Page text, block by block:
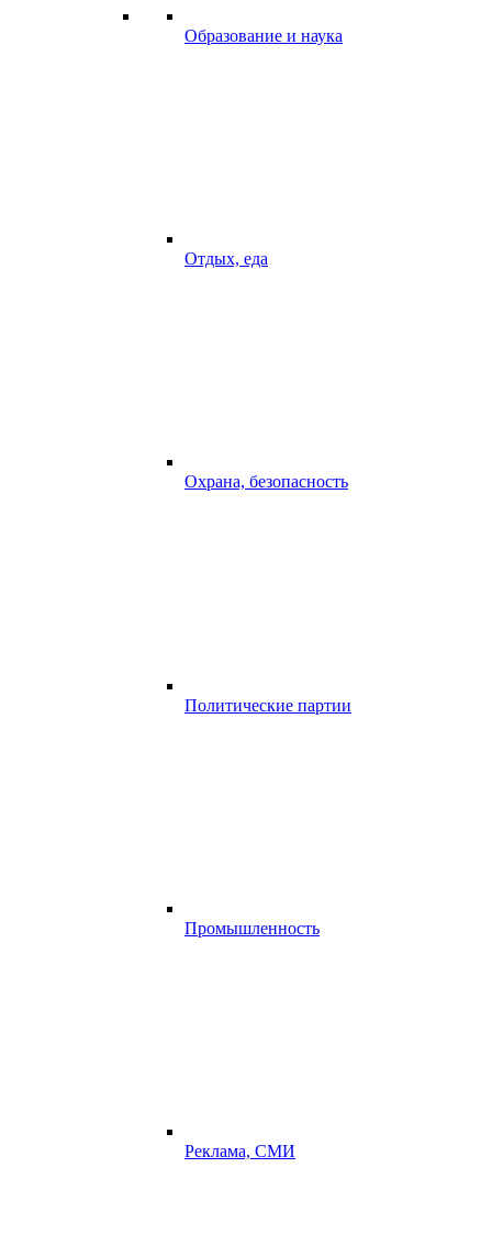
Образование и наука
Отдых, еда
Охрана, безопасность
Политические партии
Промышленность
Реклама, СМИ